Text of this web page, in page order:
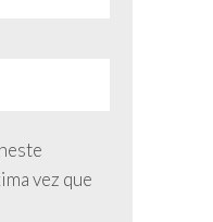
vez que